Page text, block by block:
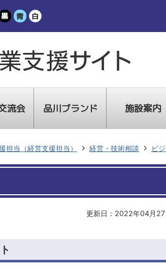
流会 品川ブランド 施設案内
担当（経営支援担当） 経営・技術相談 ビ
更新日：2022年04月27